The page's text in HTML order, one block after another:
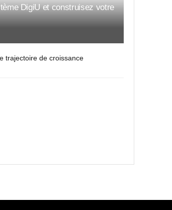
DigiU et construisez votre
trajectoire de croissance